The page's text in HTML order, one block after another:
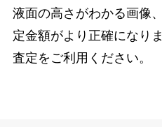
液面の高さがわかる画像
定金額がより正確になり
査定をご利用ください。